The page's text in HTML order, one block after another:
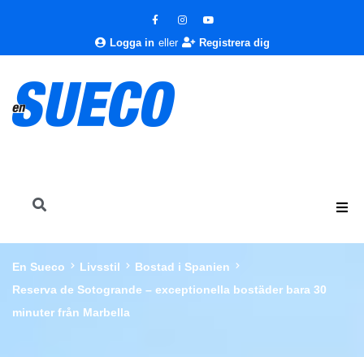
Logga in eller Registrera dig
En Sueco Livsstil
Bostad i Spanien
Reserva de Sotogrande – exceptionella bostäder bara 30
minuter från Marbella